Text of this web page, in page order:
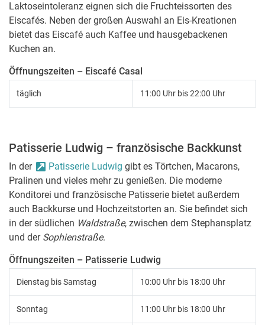
Laktoseintoleranz eignen sich die Fruchteissorten des
Eiscafés. Neben der großen Auswahl an Eis-Kreationen
bietet das Eiscafé auch Kaffee und hausgebackenen
Kuchen an.
Öffnungszeiten – Eiscafé Casal
täglich 11:00 Uhr bis 22:00 Uhr
Patisserie Ludwig – französische Backkunst
In der Patisserie Ludwig gibt es Törtchen, Macarons,
Pralinen und vieles mehr zu genießen. Die moderne
Konditorei und französische Patisserie bietet außerdem
auch Backkurse und Hochzeitstorten an. Sie befindet sich
in der südlichen Waldstraße, zwischen dem Stephansplatz
und der Sophienstraße.
Öffnungszeiten – Patisserie Ludwig
Dienstag bis Samstag 10:00 Uhr bis 18:00 Uhr
Sonntag 11:00 Uhr bis 18:00 Uhr